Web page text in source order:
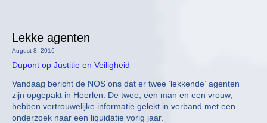
Lekke agenten
August 8, 2016
Dupont op Justitie en Veiligheid
Vandaag bericht de NOS ons dat er twee ‘lekkende’ agenten
zijn opgepakt in Heerlen. De twee, een man en een vrouw,
hebben vertrouwelijke informatie gelekt in verband met een
onderzoek naar een liquidatie vorig jaar.